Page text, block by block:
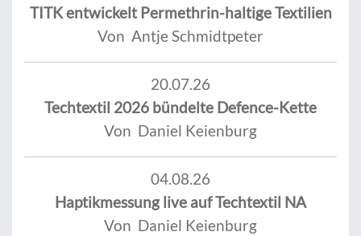
TITK entwickelt Permethrin-haltige Textilien
Von Antje Schmidtpeter
20.07.26
Techtextil 2026 bündelte Defence-Kette
Von Daniel Keienburg
04.08.26
Haptikmessung live auf Techtextil NA
Von Daniel Keienburg